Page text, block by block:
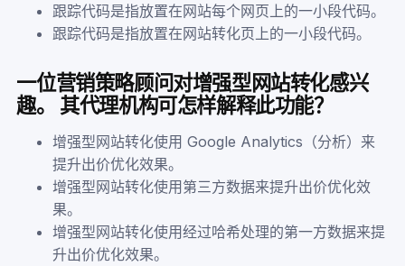
跟踪代码是指放置在网站每个网页上的一小段代码。
跟踪代码是指放置在网站转化页上的一小段代码。
一位营销策略顾问对增强型网站转化感兴
趣。 其代理机构可怎样解释此功能？
增强型网站转化使用 Google Analytics（分析）来
提升出价优化效果。
增强型网站转化使用第三方数据来提升出价优化效
果。
增强型网站转化使用经过哈希处理的第一方数据来提
升出价优化效果。